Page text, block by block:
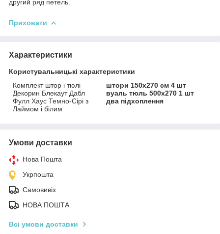
другий ряд петель.
Приховати
Характеристики
Користувальницькі характеристики
Комплект штор і тюлі
Декорин Блекаут Дабл
Фулл Хаус Темно-Сірі з
Лаймом і білим
штори 150x270 см 4 шт
вуаль тюль 500х270 1 шт
два підхоплення
Умови доставки
Нова Пошта
Укрпошта
Самовивіз
НОВА ПОШТА
Всі умови доставки